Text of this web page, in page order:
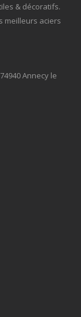
& décoratifs.
meilleurs aciers
Annecy le